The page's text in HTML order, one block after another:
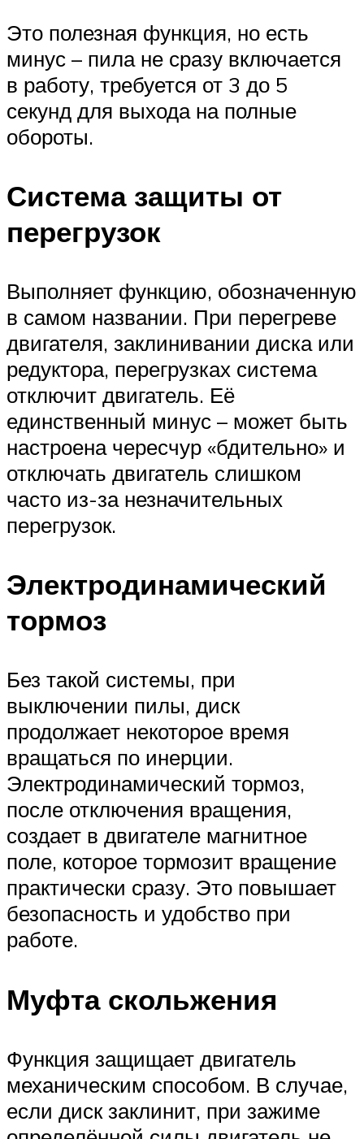
Это полезная функция, но есть
минус – пила не сразу включается
в работу, требуется от 3 до 5
секунд для выхода на полные
обороты.
Система защиты от
перегрузок
Выполняет функцию, обозначенную
в самом названии. При перегреве
двигателя, заклинивании диска или
редуктора, перегрузках система
отключит двигатель. Её
единственный минус – может быть
настроена чересчур «бдительно» и
отключать двигатель слишком
часто из-за незначительных
перегрузок.
Электродинамический
тормоз
Без такой системы, при
выключении пилы, диск
продолжает некоторое время
вращаться по инерции.
Электродинамический тормоз,
после отключения вращения,
создает в двигателе магнитное
поле, которое тормозит вращение
практически сразу. Это повышает
безопасность и удобство при
работе.
Муфта скольжения
Функция защищает двигатель
механическим способом. В случае,
если диск заклинит, при зажиме